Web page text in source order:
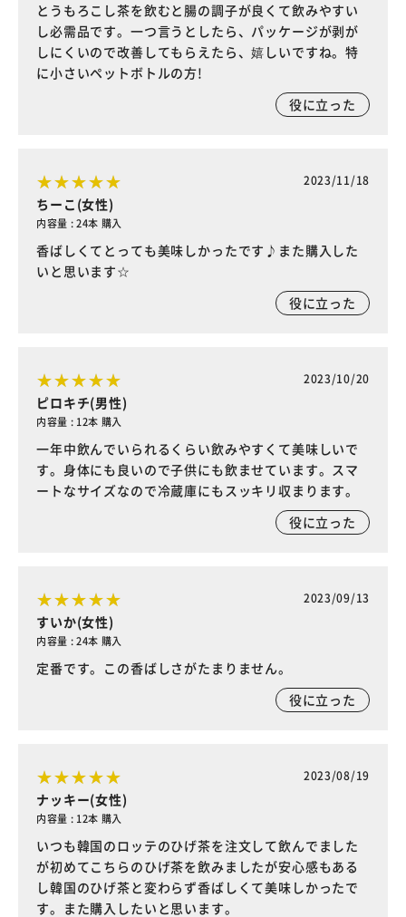
とうもろこし茶を飲むと腸の調子が良くて飲みやすい
し必需品です。一つ言うとしたら、パッケージが剥が
しにくいので改善してもらえたら、嬉しいですね。特
に小さいペットボトルの方!
役に立った
2023/11/18
ちーこ(女性)
内容量 : 24本 購入
香ばしくてとっても美味しかったです♪また購入した
いと思います☆
役に立った
2023/10/20
ピロキチ(男性)
内容量 : 12本 購入
一年中飲んでいられるくらい飲みやすくて美味しいで
す。身体にも良いので子供にも飲ませています。スマ
ートなサイズなので冷蔵庫にもスッキリ収まります。
役に立った
2023/09/13
すいか(女性)
内容量 : 24本 購入
定番です。この香ばしさがたまりません。
役に立った
2023/08/19
ナッキー(女性)
内容量 : 12本 購入
いつも韓国のロッテのひげ茶を注文して飲んでました
が初めてこちらのひげ茶を飲みましたが安心感もある
し韓国のひげ茶と変わらず香ばしくて美味しかったで
す。また購入したいと思います。